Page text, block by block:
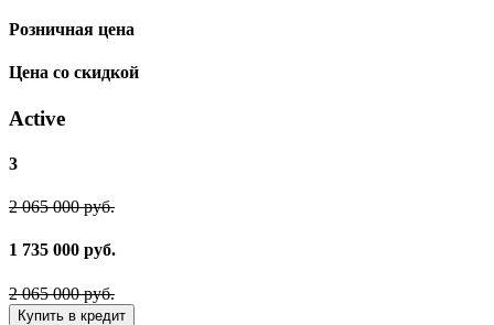
Розничная цена
Цена со скидкой
Active
3
2 065 000 руб.
1 735 000 руб.
2 065 000 руб.
Купить в кредит